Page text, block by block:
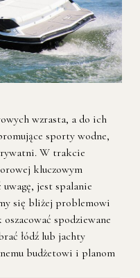
wzrasta, a do ich
sporty wodne,
W trakcie
kluczowym
jest spalanie
się bliżej problemowi
spodziewane
łódź lub jachty
budżetowi i planom